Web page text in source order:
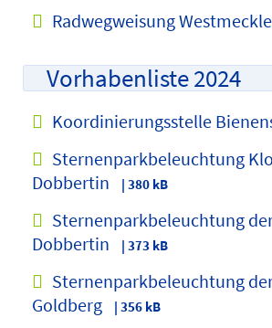
Radwegweisung
Vorhabenliste 2024
Koordinierungsstelle
Sternenparkbeleuchtung
Dobbertin
| 380 kB
Sternenparkbeleuchtung
Dobbertin
| 373 kB
Sternenparkbeleuchtung
Goldberg
| 356 kB